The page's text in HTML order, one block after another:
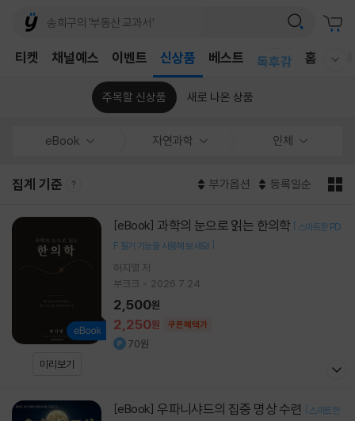
채널예스 이벤트 신상품 베스트
독후감
홈 국
티켓
주목할 신상품 새로 나온 상품
eBook 자연과학 인체
집계 기준 부가옵션 등록일순
미리보기
[eBook] 과학의 눈으로 읽는 한의학 [ 스마트한 PD
F 필기 기능을 사용해 보세요! ]
허지영 저
부크크
2026.7.24.
2,250원 쿠폰혜택가
2,500원
70원
[eBook] 우파니샤드의 집중 명상 수련 [ 스마트한